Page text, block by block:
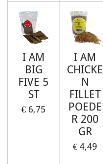
I AM
BIG
FIVE 5
ST
€ 6,75
I AM
CHICKE
N
FILLET
POEDE
R 200
GR
€ 4,49